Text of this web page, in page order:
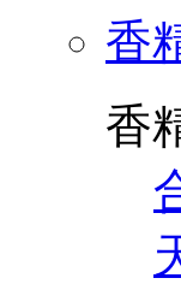
香
香